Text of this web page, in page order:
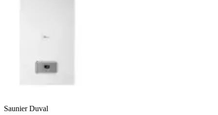
Saunier Duval